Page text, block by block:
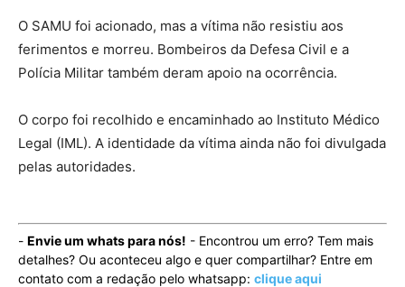
O SAMU foi acionado, mas a vítima não resistiu aos
ferimentos e morreu. Bombeiros da Defesa Civil e a
Polícia Militar também deram apoio na ocorrência.
O corpo foi recolhido e encaminhado ao Instituto Médico
Legal (IML). A identidade da vítima ainda não foi divulgada
pelas autoridades.
- Envie um whats para nós! - Encontrou um erro? Tem mais
detalhes? Ou aconteceu algo e quer compartilhar? Entre em
contato com a redação pelo whatsapp: clique aqui